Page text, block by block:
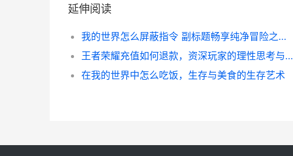
延伸阅读
我的世界怎么屏蔽指令 副标题畅享纯净冒险之旅的秘诀
王者荣耀充值如何退款，资深玩家的理性思考与务实指南，副标题，未成年人误充值退款流程详解
在我的世界中怎么吃饭，生存与美食的生存艺术